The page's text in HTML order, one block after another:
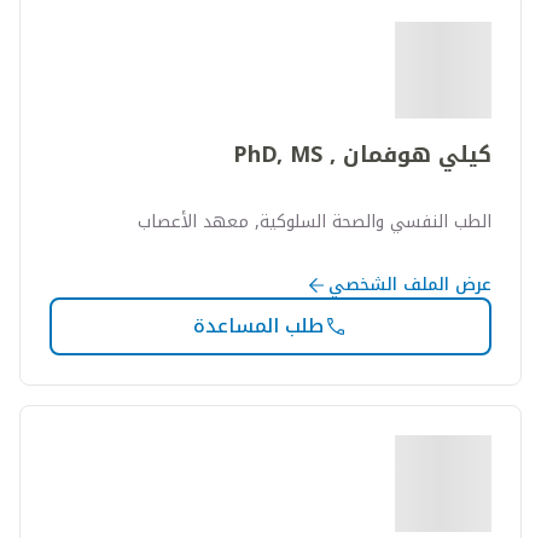
كيلي هوفمان , PhD, MS
الطب النفسي والصحة السلوكية, معهد الأعصاب
عرض الملف الشخصي
طلب المساعدة